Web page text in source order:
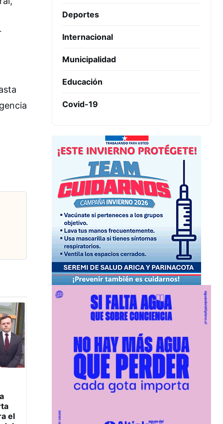
el
Deportes
Internacional
Municipalidad
Educación
Covid-19